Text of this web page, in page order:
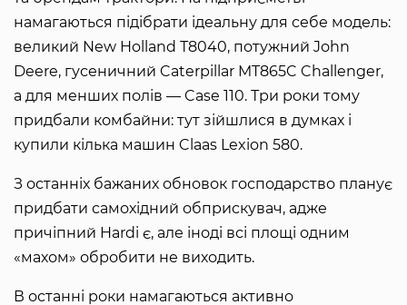
намагаються підібрати ідеальну для себе модель:
великий New Holland Т8040, потужний Jоhn
Deere, гусеничний Caterpillar MT865C Challenger,
а для менших полів — Case 110. Три роки тому
придбали комбайни: тут зійшлися в думках і
купили кілька машин Claas Lexion 580.
З останніх бажаних обновок господарство планує
придбати самохідний обприскувач, адже
причіпний Hardi є, але іноді всі площі одним
«махом» обробити не виходить.
В останні роки намагаються активно